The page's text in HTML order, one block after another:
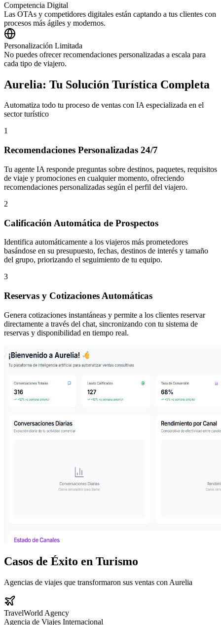
Competencia Digital
Las OTAs y competidores digitales están captando a tus clientes con
procesos más ágiles y modernos.
Personalización Limitada
No puedes ofrecer recomendaciones personalizadas a escala para
cada tipo de viajero.
Aurelia: Tu Solución Turística Completa
Automatiza todo tu proceso de ventas con IA especializada en el
sector turístico
1
Recomendaciones Personalizadas 24/7
Tu agente IA responde preguntas sobre destinos, paquetes, requisitos
de viaje y promociones en cualquier momento, ofreciendo
recomendaciones personalizadas según el perfil del viajero.
2
Calificación Automática de Prospectos
Identifica automáticamente a los viajeros más prometedores
basándose en su presupuesto, fechas, destinos de interés y tamaño
del grupo, priorizando el seguimiento de tu equipo.
3
Reservas y Cotizaciones Automáticas
Genera cotizaciones instantáneas y permite a los clientes reservar
directamente a través del chat, sincronizando con tu sistema de
reservas y disponibilidad en tiempo real.
Casos de Éxito en Turismo
Agencias de viajes que transformaron sus ventas con Aurelia
TravelWorld Agency
Agencia de Viajes Internacional